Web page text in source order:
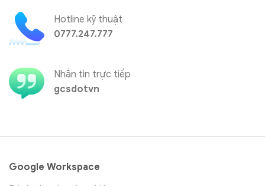
Hotline kỹ thuật
0777.247.777
Nhắn tin trực tiếp
gcsdotvn
Google Workspace